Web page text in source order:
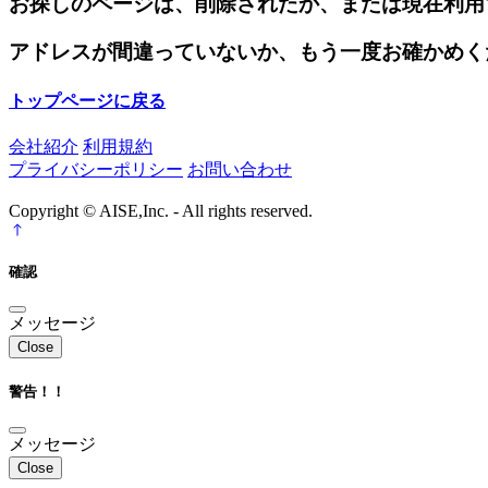
アドレスが間違っていないか、もう一度お確かめ
トップページに戻る
会社紹介 利用規約
プライバシーポリシー お問い合わせ
Copyright © AISE,Inc. - All rights reserved.
確認
メッセージ
Close
警告！！
メッセージ
Close